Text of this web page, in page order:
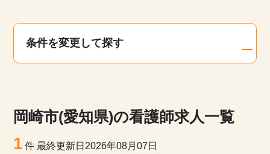
見学会・イベント情報
条件を変更して探す
岡崎市(愛知県)の看護師求人一覧
1 件最終更新日2026年08月07日
関東
甲信越・北陸 中国・四国